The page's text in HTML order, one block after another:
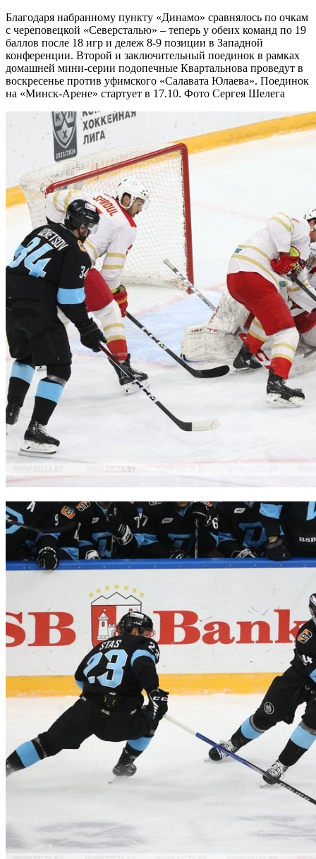
Благодаря набранному пункту «Динамо» сравнялось по очкам
с череповецкой «Северсталью» – теперь у обеих команд по 19
баллов после 18 игр и дележ 8-9 позиции в Западной
конференции. Второй и заключительный поединок в рамках
домашней мини-серии подопечные Квартальнова проведут в
воскресенье против уфимского «Салавата Юлаева». Поединок
на «Минск-Арене» стартует в 17.10. Фото Сергея Шелега